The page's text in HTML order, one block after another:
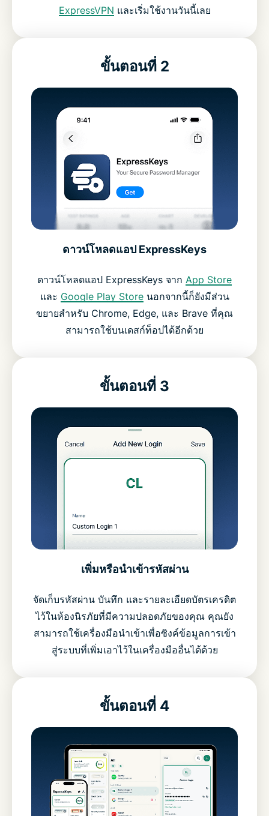
ExpressVPN และเริ่มใช้งานวันนี้เลย
ขั้นตอนที่ 2
ดาวน์โหลดแอป ExpressKeys
ดาวน์โหลดแอป ExpressKeys จาก App Store
และ Google Play Storeนอกจากนี้ก็ยังมีส่วน
ขยายสำหรับ Chrome, Edge, และ Brave ที่คุณ
สามารถใช้บนเดสก์ท็อปได้อีกด้วย
ขั้นตอนที่ 3
เพิ่มหรือนำเข้ารหัสผ่าน
จัดเก็บรหัสผ่าน บันทึก และรายละเอียดบัตรเครดิต
ไว้ในห้องนิรภัยที่มีความปลอดภัยของคุณ คุณยัง
สามารถใช้เครื่องมือนำเข้าเพื่อซิงค์ข้อมูลการเข้า
สู่ระบบที่เพิ่มเอาไว้ในเครื่องมืออื่นได้ด้วย
ขั้นตอนที่ 4